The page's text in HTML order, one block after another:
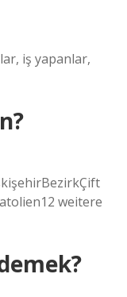
iş yapanlar,
weitere